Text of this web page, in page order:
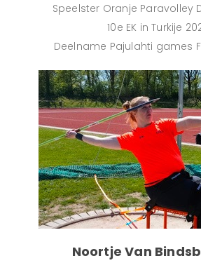
Speelster Oranje Paravolley
10e EK in Turkije
Deelname Pajulahti games
Noortje Van